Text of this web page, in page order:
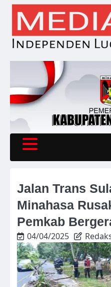
Skip
content
Jalan Trans
Minahasa
Pemkab
04/04/2025